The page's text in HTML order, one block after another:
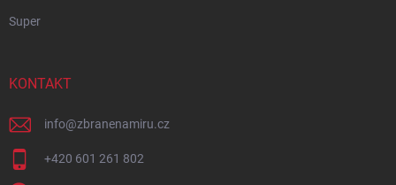
Super
KONTAKT
info@zbranenamiru.cz
+420 601 261 802